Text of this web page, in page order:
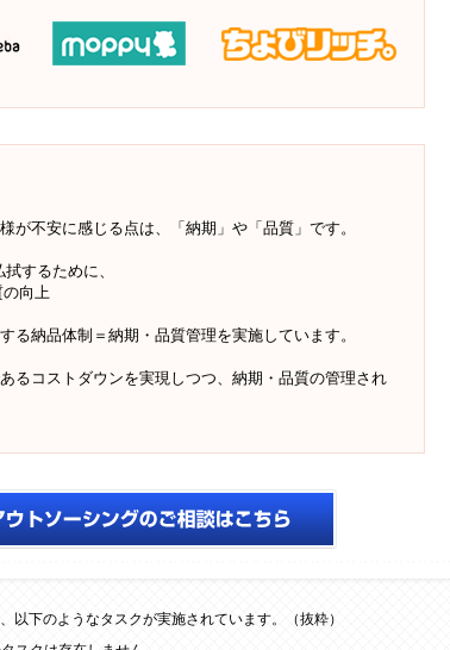
が不安に感じる点は、「納期」や「品質」です。
するために、
の向上
る納品体制＝納期・品質管理を実施しています。
るコストダウンを実現しつつ、納期・品質の管理され
下のようなタスクが実施されています。（抜粋）